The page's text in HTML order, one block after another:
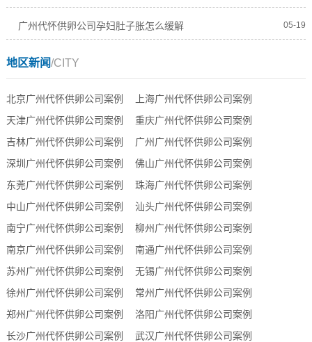
广州代怀供卵公司孕妇肚子胀怎么缓解 05-19
地区新闻/CITY
北京广州代怀供卵公司案例
上海广州代怀供卵公司案例
天津广州代怀供卵公司案例
重庆广州代怀供卵公司案例
吉林广州代怀供卵公司案例
广州广州代怀供卵公司案例
深圳广州代怀供卵公司案例
佛山广州代怀供卵公司案例
东莞广州代怀供卵公司案例
珠海广州代怀供卵公司案例
中山广州代怀供卵公司案例
汕头广州代怀供卵公司案例
南宁广州代怀供卵公司案例
柳州广州代怀供卵公司案例
南京广州代怀供卵公司案例
南通广州代怀供卵公司案例
苏州广州代怀供卵公司案例
无锡广州代怀供卵公司案例
徐州广州代怀供卵公司案例
常州广州代怀供卵公司案例
郑州广州代怀供卵公司案例
洛阳广州代怀供卵公司案例
长沙广州代怀供卵公司案例
武汉广州代怀供卵公司案例